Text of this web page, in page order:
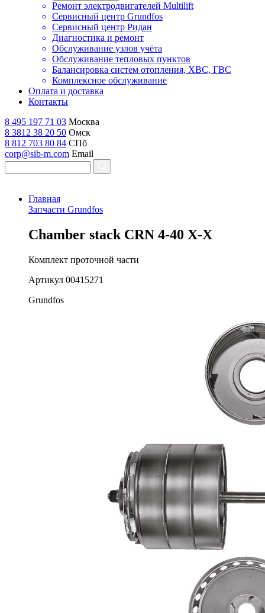
Ремонт электродвигателей Multilift
Сервисный центр Grundfos
Сервисный центр Ридан
Диагностика и ремонт
Обслуживание узлов учёта
Обслуживание тепловых пунктов
Балансировка систем отопления, ХВС, ГВС
Комплексное обслуживание
Оплата и доставка
Контакты
8 495 197 71 03 Москва
8 3812 38 20 50 Омск
8 812 703 80 84 СПб
corp@sib-m.com Email
Главная
Запчасти Grundfos
Chamber stack CRN 4-40 X-X
Комплект проточной части
Артикул 00415271
Grundfos